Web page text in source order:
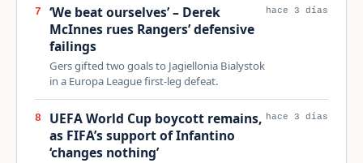
7
‘We beat ourselves’ – Derek
McInnes rues Rangers’ defensive
failings
Gers gifted two goals to Jagiellonia Bialystok
in a Europa League first-leg defeat.
hace 3 días
8
UEFA World Cup boycott remains,
as FIFA’s support of Infantino
‘changes nothing’
hace 3 días